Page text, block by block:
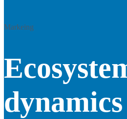
Markeing